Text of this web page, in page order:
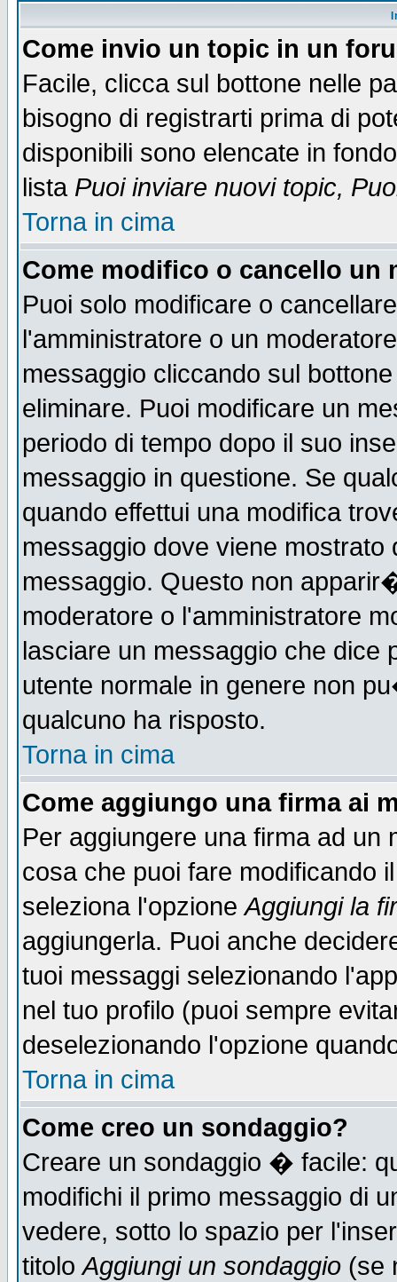
Come invio un topic in un
Facile, clicca sul bottone nelle
bisogno di registrarti prima di
disponibili sono elencate in
lista Puoi inviare nuovi topic,
Torna in cima
Come modifico o cancello un
Puoi solo modificare o
l'amministratore o un
messaggio cliccando sul
eliminare. Puoi modificare un
periodo di tempo dopo il suo
messaggio in questione. Se
quando effettui una modifica
messaggio dove viene mostrato
messaggio. Questo non
moderatore o l'amministratore
lasciare un messaggio che
utente normale in genere non
qualcuno ha risposto.
Torna in cima
Come aggiungo una firma ai
Per aggiungere una firma ad un
cosa che puoi fare modificando
seleziona l'opzioneAggiungi la
aggiungerla. Puoi anche
tuoi messaggi selezionando
nel tuo profilo (puoi sempre
deselezionando l'opzione
Torna in cima
Come creo un sondaggio?
Creare un sondaggio � facile:
modifichi il primo messaggio di
vedere, sotto lo spazio per
titoloAggiungi un sondaggio (se